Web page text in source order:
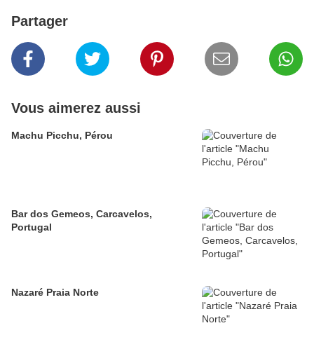
Partager
Vous aimerez aussi
Machu Picchu, Pérou
Bar dos Gemeos, Carcavelos,
Portugal
Nazaré Praia Norte